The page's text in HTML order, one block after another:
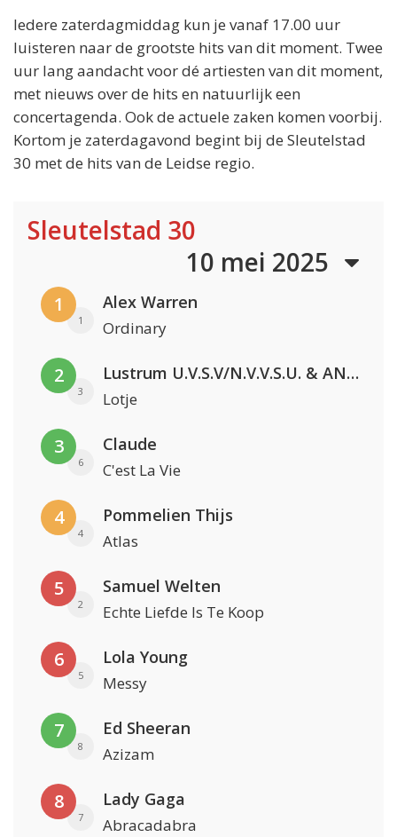
Iedere zaterdagmiddag kun je vanaf 17.00 uur
luisteren naar de grootste hits van dit moment. Twee
uur lang aandacht voor dé artiesten van dit moment,
met nieuws over de hits en natuurlijk een
concertagenda. Ook de actuele zaken komen voorbij.
Kortom je zaterdagavond begint bij de Sleutelstad
30 met de hits van de Leidse regio.
Sleutelstad 30
10 mei 2025
1
1
Alex Warren
Ordinary
2
3
Lustrum U.V.S.V/N.V.V.S.U. & ANNO ONS & Jopke van Dobbenburgh & Roeland Beelen
Lotje
3
6
Claude
C'est La Vie
4
4
Pommelien Thijs
Atlas
5
2
Samuel Welten
Echte Liefde Is Te Koop
6
5
Lola Young
Messy
7
8
Ed Sheeran
Azizam
8
7
Lady Gaga
Abracadabra